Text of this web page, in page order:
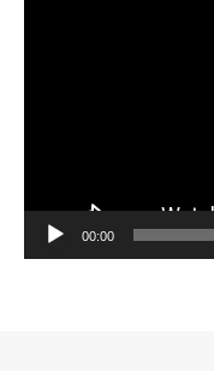
00:00